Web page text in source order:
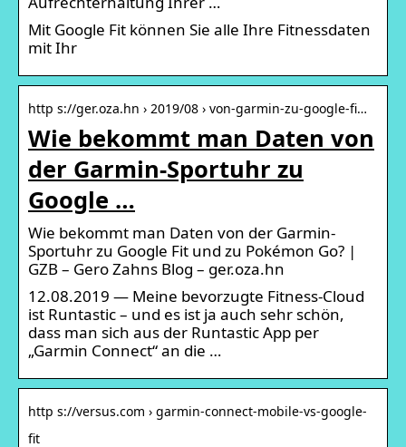
Mit Google Fit können Sie alle Ihre Fitnessdaten
mit Ihr
http s://ger.oza.hn › 2019/08 › von-garmin-zu-google-fi…
Wie bekommt man Daten von
der Garmin-Sportuhr zu
Google …
Wie bekommt man Daten von der Garmin-
Sportuhr zu Google Fit und zu Pokémon Go? |
GZB – Gero Zahns Blog – ger.oza.hn
12.08.2019 — Meine bevorzugte Fitness-Cloud
ist Runtastic – und es ist ja auch sehr schön,
dass man sich aus der Runtastic App per
„Garmin Connect“ an die …
http s://versus.com › garmin-connect-mobile-vs-google-
fit